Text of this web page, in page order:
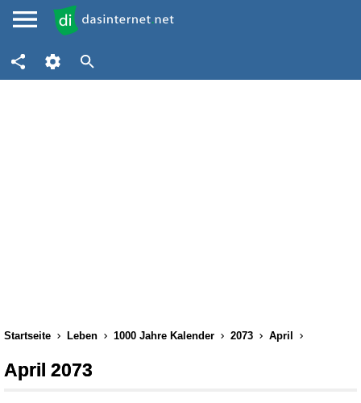
Startseite Leben 1000 Jahre Kalender 2073 April
April 2073